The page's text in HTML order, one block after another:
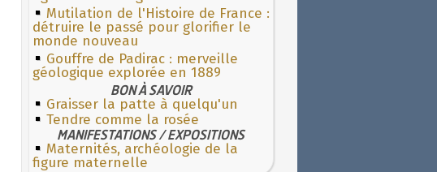
Mutilation de l'Histoire de France :
détruire le passé pour glorifier le
monde nouveau
Gouffre de Padirac : merveille
géologique explorée en 1889
BON À SAVOIR
Graisser la patte à quelqu'un
Tendre comme la rosée
MANIFESTATIONS / EXPOSITIONS
Maternités, archéologie de la
figure maternelle